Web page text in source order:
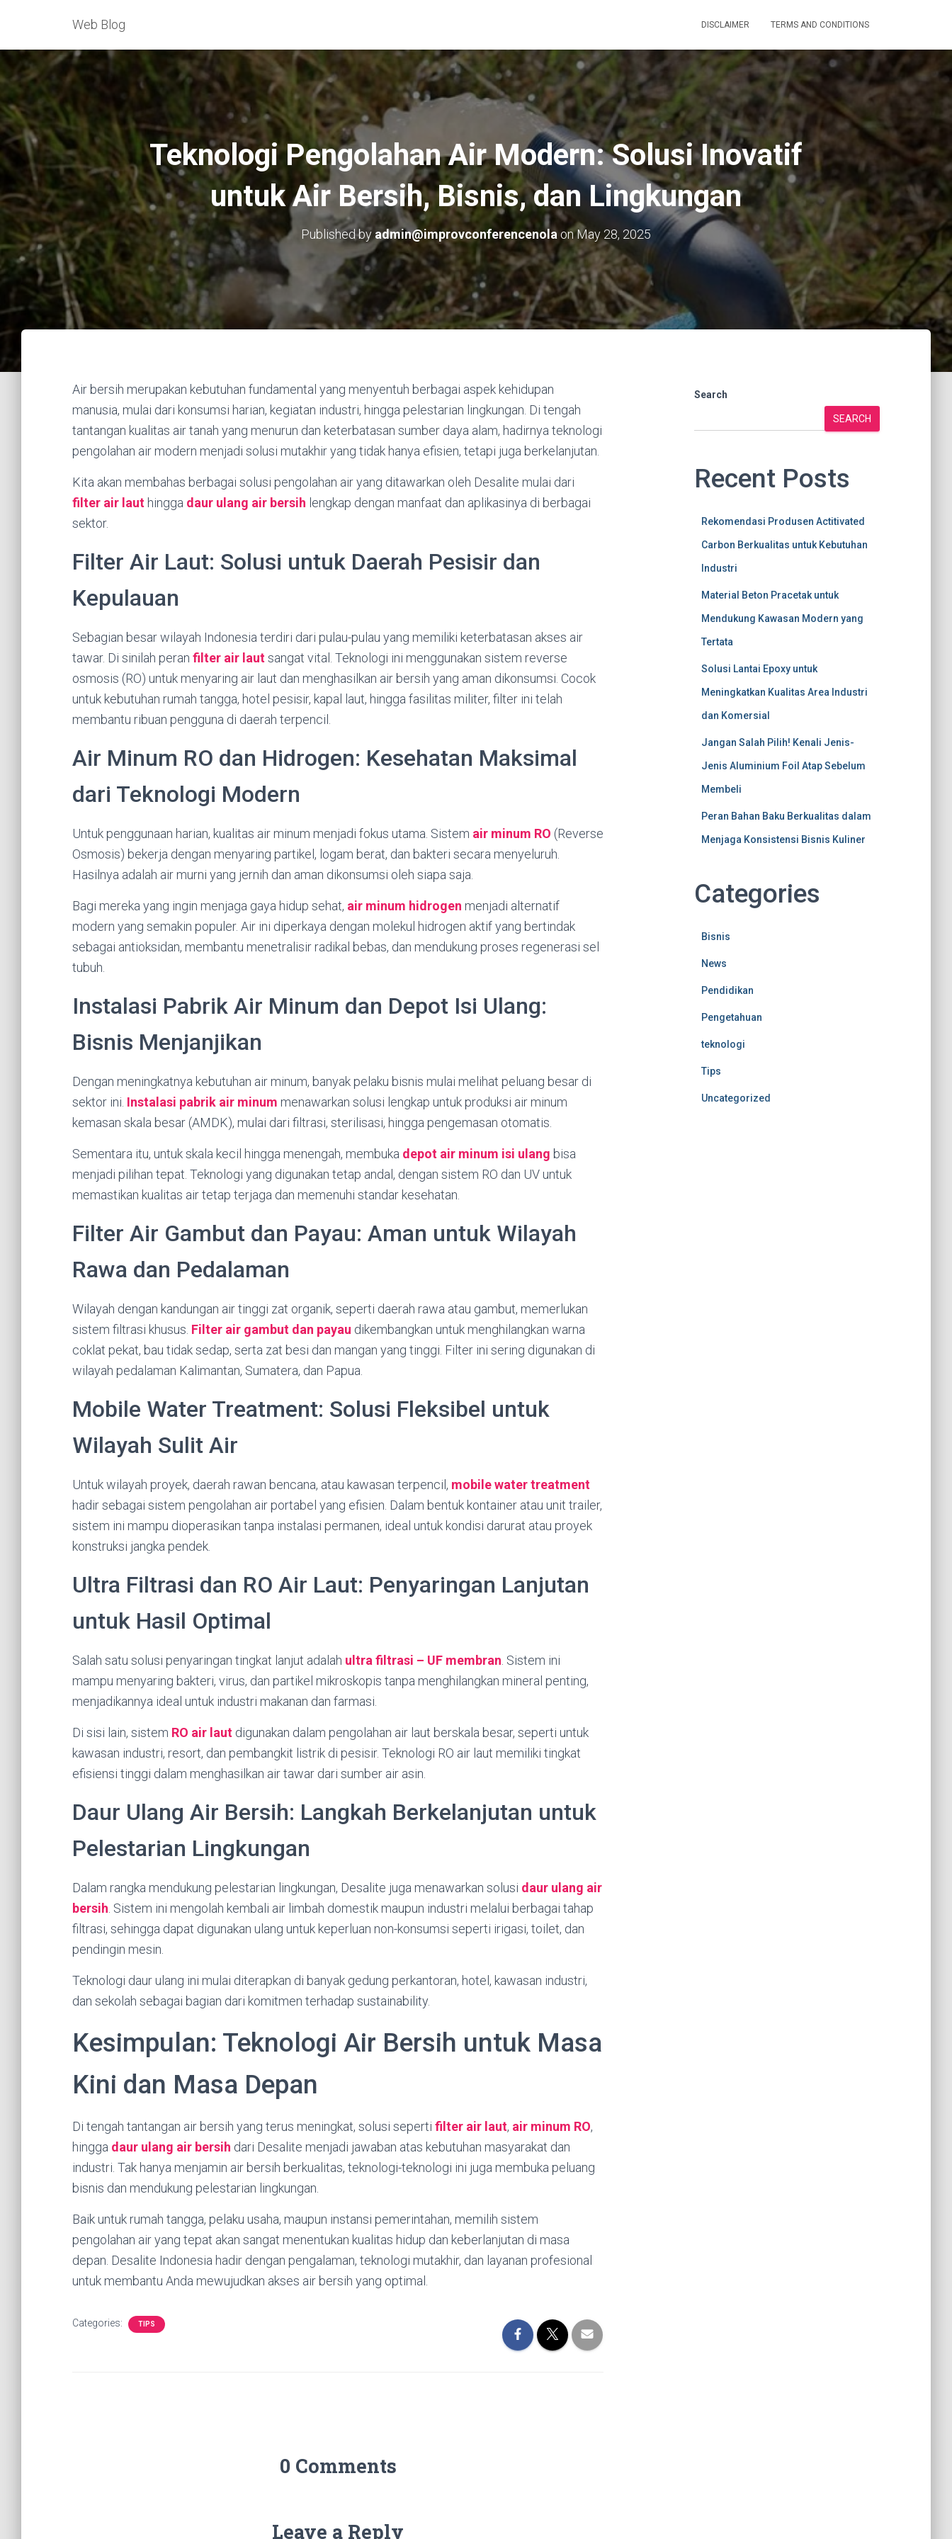
Web Blog DISCLAIMER TERMS AND CONDITIONS
Teknologi Pengolahan Air Modern: Solusi Inovatif
untuk Air Bersih, Bisnis, dan Lingkungan
Published by admin@improvconferencenola onMay 28, 2025
Air bersih merupakan kebutuhan fundamental yang menyentuh berbagai aspek kehidupan
manusia, mulai dari konsumsi harian, kegiatan industri, hingga pelestarian lingkungan. Di tengah
tantangan kualitas air tanah yang menurun dan keterbatasan sumber daya alam, hadirnya teknologi
pengolahan air modern menjadi solusi mutakhir yang tidak hanya efisien, tetapi juga berkelanjutan.
Kita akan membahas berbagai solusi pengolahan air yang ditawarkan oleh Desalite mulai dari
filter air laut hingga daur ulang air bersih lengkap dengan manfaat dan aplikasinya di berbagai
sektor.
Filter Air Laut: Solusi untuk Daerah Pesisir dan
Kepulauan
Sebagian besar wilayah Indonesia terdiri dari pulau-pulau yang memiliki keterbatasan akses air
tawar. Di sinilah peran filter air lautsangat vital. Teknologi ini menggunakan sistem reverse
osmosis (RO) untuk menyaring air laut dan menghasilkan air bersih yang aman dikonsumsi. Cocok
untuk kebutuhan rumah tangga, hotel pesisir, kapal laut, hingga fasilitas militer, filter ini telah
membantu ribuan pengguna di daerah terpencil.
Air Minum RO dan Hidrogen: Kesehatan Maksimal
dari Teknologi Modern
Untuk penggunaan harian, kualitas air minum menjadi fokus utama. Sistem air minum RO (Reverse
Osmosis) bekerja dengan menyaring partikel, logam berat, dan bakteri secara menyeluruh.
Hasilnya adalah air murni yang jernih dan aman dikonsumsi oleh siapa saja.
Bagi mereka yang ingin menjaga gaya hidup sehat, air minum hidrogen menjadi alternatif
modern yang semakin populer. Air ini diperkaya dengan molekul hidrogen aktif yang bertindak
sebagai antioksidan, membantu menetralisir radikal bebas, dan mendukung proses regenerasi sel
tubuh.
Instalasi Pabrik Air Minum dan Depot Isi Ulang:
Bisnis Menjanjikan
Dengan meningkatnya kebutuhan air minum, banyak pelaku bisnis mulai melihat peluang besar di
sektor ini. Instalasi pabrik air minum menawarkan solusi lengkap untuk produksi air minum
kemasan skala besar (AMDK), mulai dari filtrasi, sterilisasi, hingga pengemasan otomatis.
Sementara itu, untuk skala kecil hingga menengah, membuka depot air minum isi ulang bisa
menjadi pilihan tepat. Teknologi yang digunakan tetap andal, dengan sistem RO dan UV untuk
memastikan kualitas air tetap terjaga dan memenuhi standar kesehatan.
Filter Air Gambut dan Payau: Aman untuk Wilayah
Rawa dan Pedalaman
Wilayah dengan kandungan air tinggi zat organik, seperti daerah rawa atau gambut, memerlukan
sistem filtrasi khusus. Filter air gambut dan payau dikembangkan untuk menghilangkan warna
coklat pekat, bau tidak sedap, serta zat besi dan mangan yang tinggi. Filter ini sering digunakan di
wilayah pedalaman Kalimantan, Sumatera, dan Papua.
Mobile Water Treatment: Solusi Fleksibel untuk
Wilayah Sulit Air
Untuk wilayah proyek, daerah rawan bencana, atau kawasan terpencil, mobile water treatment
hadir sebagai sistem pengolahan air portabel yang efisien. Dalam bentuk kontainer atau unit trailer,
sistem ini mampu dioperasikan tanpa instalasi permanen, ideal untuk kondisi darurat atau proyek
konstruksi jangka pendek.
Ultra Filtrasi dan RO Air Laut: Penyaringan Lanjutan
untuk Hasil Optimal
Salah satu solusi penyaringan tingkat lanjut adalah ultra filtrasi – UF membran . Sistem ini
mampu menyaring bakteri, virus, dan partikel mikroskopis tanpa menghilangkan mineral penting,
menjadikannya ideal untuk industri makanan dan farmasi.
Di sisi lain, sistem RO air laut digunakan dalam pengolahan air laut berskala besar, seperti untuk
kawasan industri, resort, dan pembangkit listrik di pesisir. Teknologi RO air laut memiliki tingkat
efisiensi tinggi dalam menghasilkan air tawar dari sumber air asin.
Daur Ulang Air Bersih: Langkah Berkelanjutan untuk
Pelestarian Lingkungan
Dalam rangka mendukung pelestarian lingkungan, Desalite juga menawarkan solusi daur ulang air
bersih . Sistem ini mengolah kembali air limbah domestik maupun industri melalui berbagai tahap
filtrasi, sehingga dapat digunakan ulang untuk keperluan non-konsumsi seperti irigasi, toilet, dan
pendingin mesin.
Teknologi daur ulang ini mulai diterapkan di banyak gedung perkantoran, hotel, kawasan industri,
dan sekolah sebagai bagian dari komitmen terhadap sustainability.
Kesimpulan: Teknologi Air Bersih untuk Masa
Kini dan Masa Depan
Di tengah tantangan air bersih yang terus meningkat, solusi seperti filter air laut, air minum RO,
hingga daur ulang air bersih dari Desalite menjadi jawaban atas kebutuhan masyarakat dan
industri. Tak hanya menjamin air bersih berkualitas, teknologi-teknologi ini juga membuka peluang
bisnis dan mendukung pelestarian lingkungan.
Baik untuk rumah tangga, pelaku usaha, maupun instansi pemerintahan, memilih sistem
pengolahan air yang tepat akan sangat menentukan kualitas hidup dan keberlanjutan di masa
depan. Desalite Indonesia hadir dengan pengalaman, teknologi mutakhir, dan layanan profesional
untuk membantu Anda mewujudkan akses air bersih yang optimal.
Categories: TIPS
0 Comments
Leave a Reply
Search
SEARCH
Recent Posts
Rekomendasi Produsen Actitivated
Carbon Berkualitas untuk Kebutuhan
Industri
Material Beton Pracetak untuk
Mendukung Kawasan Modern yang
Tertata
Solusi Lantai Epoxy untuk
Meningkatkan Kualitas Area Industri
dan Komersial
Jangan Salah Pilih! Kenali Jenis-
Jenis Aluminium Foil Atap Sebelum
Membeli
Peran Bahan Baku Berkualitas dalam
Menjaga Konsistensi Bisnis Kuliner
Categories
Bisnis
News
Pendidikan
Pengetahuan
teknologi
Tips
Uncategorized